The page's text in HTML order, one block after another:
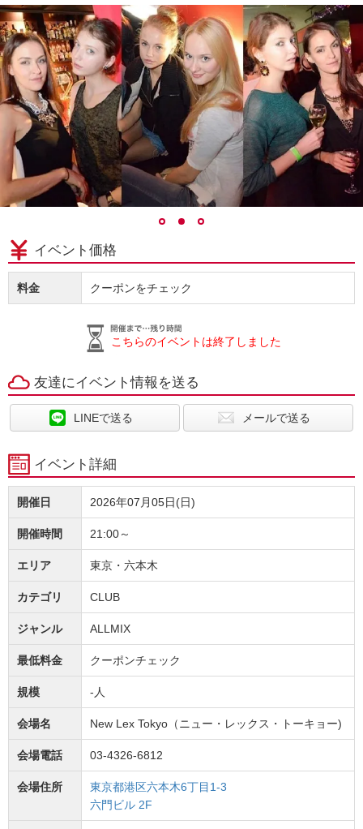
イベント価格
料金 クーポンをチェック
こちらのイベントは終了しました
友達にイベント情報を送る
LINEで送る メールで送る
イベント詳細
開催日 2026年07月05日(日)
開催時間 21:00～
エリア 東京・六本木
カテゴリ CLUB
ジャンル ALLMIX
最低料金 クーポンチェック
規模 -人
会場名 New Lex Tokyo（ニュー・レックス・トーキョー)
会場電話 03-4326-6812
会場住所
東京都港区六本木6丁目1-3
六門ビル 2F